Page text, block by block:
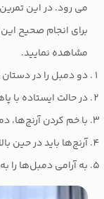
می رود. در این
برای انجام صحیح این
مشاهده نمایید.
دو دمبل را در
در حالت ایستاده با
با خم کردن آرنج‌ها،
آرنج‌ها باید در حین
به آرامی دمبل‌ها را